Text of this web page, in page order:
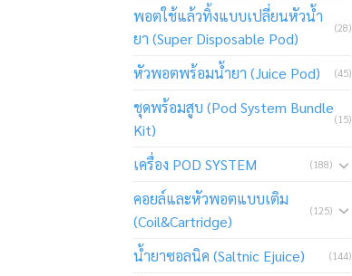
พอตใช้แล้วทิ้งแบบเปลี่ยนหัวน้ำ
ยา (Super Disposable Pod)
(28)
หัวพอตพร้อมน้ำยา (Juice Pod) (45)
ชุดพร้อมสูบ (Pod System Bundle
Kit)
(15)
เครื่อง POD SYSTEM (188)
คอยล์และหัวพอตแบบเติม
(Coil&Cartridge)
(125)
น้ำยาซอลนิค (Saltnic Ejuice) (144)